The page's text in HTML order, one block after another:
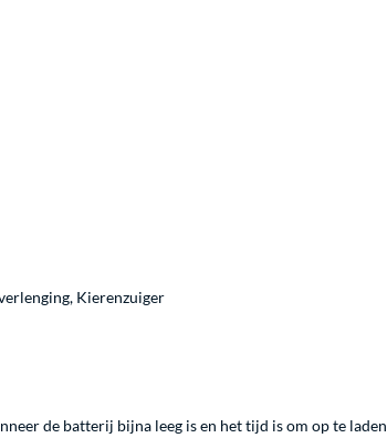
Kierenzuiger
de batterij bijna leeg is en het tijd is om op te laden